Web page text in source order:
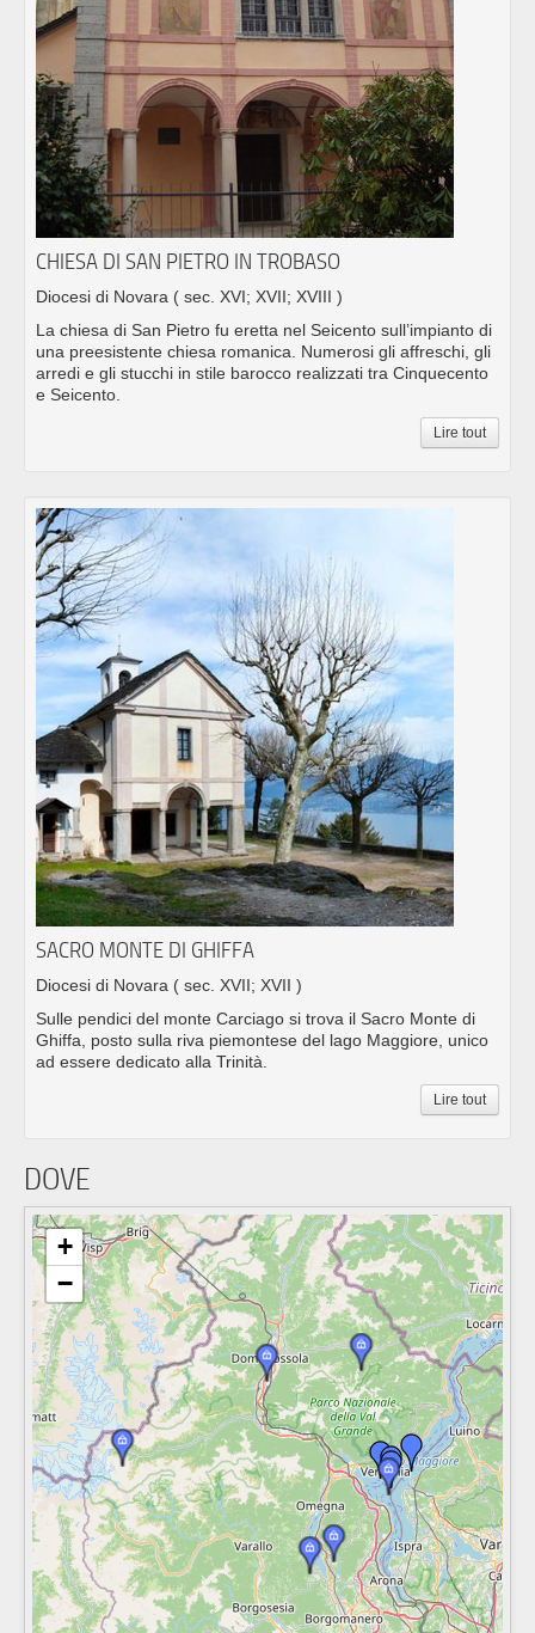
CHIESA DI SAN PIETRO IN TROBASO
Diocesi di Novara ( sec. XVI; XVII; XVIII )
La chiesa di San Pietro fu eretta nel Seicento sull’impianto di
una preesistente chiesa romanica. Numerosi gli affreschi, gli
arredi e gli stucchi in stile barocco realizzati tra Cinquecento
e Seicento.
Lire tout
SACRO MONTE DI GHIFFA
Diocesi di Novara ( sec. XVII; XVII )
Sulle pendici del monte Carciago si trova il Sacro Monte di
Ghiffa, posto sulla riva piemontese del lago Maggiore, unico
ad essere dedicato alla Trinità.
Lire tout
DOVE
+
−